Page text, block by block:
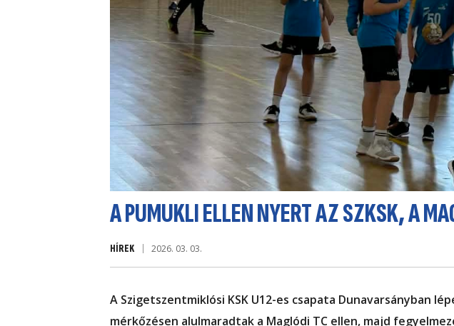
A PUMUKLI ELLEN NYERT AZ SZKSK, A
HÍREK 2026. 03. 03.
A Szigetszentmiklósi KSK U12-es csapata Dunavarsányban
mérkőzésen alulmaradtak a Maglódi TC ellen, majd